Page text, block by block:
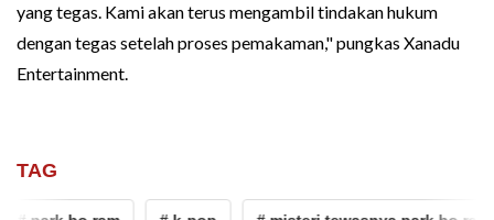
yang tegas. Kami akan terus mengambil tindakan hukum
dengan tegas setelah proses pemakaman," pungkas Xanadu
Entertainment.
TAG